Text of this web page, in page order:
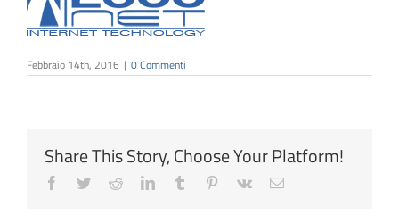
Febbraio 14th, 2016 | 0 Commenti
Share This Story, Choose Your Platform!
Facebook
TwitterRedditLinkedInTumblr Pinterest
Vk Email